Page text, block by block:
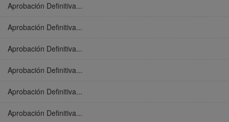
Aprobación Definitiva...
Aprobación Definitiva...
Aprobación Definitiva...
Aprobación Definitiva...
Aprobación Definitiva...
Aprobación Definitiva...